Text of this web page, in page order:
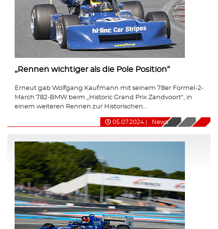
„Rennen wichtiger als die Pole Position“
Erneut gab Wolfgang Kaufmann mit seinem 78er Formel-2-
March 782-BMW beim „Historic Grand Prix Zandvoort“, in
einem weiteren Rennen zur Historischen...
05.07.2024 News